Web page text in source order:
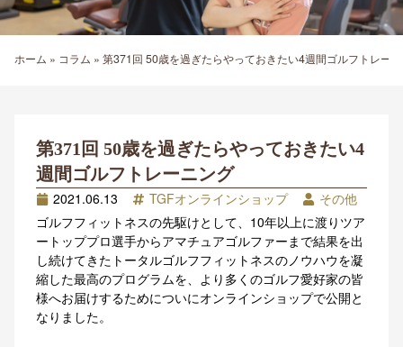
ホーム » コラム » 第371回 50歳を過ぎたらやっておきたい4週間ゴルフトレー
第371回 50歳を過ぎたらやっておきたい4
週間ゴルフトレーニング
2021.06.13 TGFオンラインショップ
その他
ゴルフフィットネスの先駆けとして、10年以上に渡りツア
ートッププロ選手からアマチュアゴルファーまで結果を出
し続けてきたトータルゴルフフィットネスのノウハウを凝
縮した最高のプログラムを、より多くのゴルフ愛好家の皆
様へお届けするためについにオンラインショップで公開と
なりました。